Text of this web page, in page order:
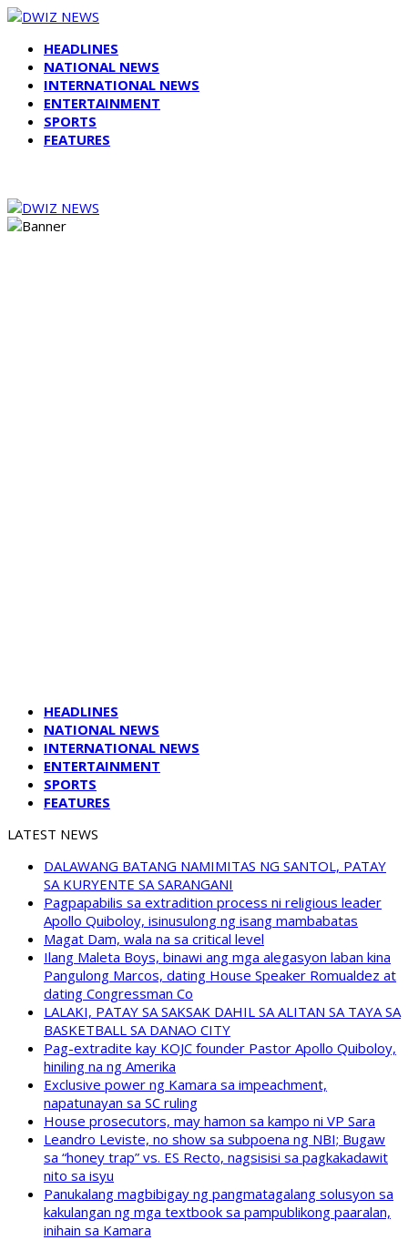
HEADLINES
NATIONAL NEWS
INTERNATIONAL NEWS
ENTERTAINMENT
SPORTS
FEATURES
HEADLINES
NATIONAL NEWS
INTERNATIONAL NEWS
ENTERTAINMENT
SPORTS
FEATURES
LATEST NEWS
DALAWANG BATANG NAMIMITAS NG SANTOL, PATAY
SA KURYENTE SA SARANGANI
Pagpapabilis sa extradition process ni religious leader
Apollo Quiboloy, isinusulong ng isang mambabatas
Magat Dam, wala na sa critical level
Ilang Maleta Boys, binawi ang mga alegasyon laban kina
Pangulong Marcos, dating House Speaker Romualdez at
dating Congressman Co
LALAKI, PATAY SA SAKSAK DAHIL SA ALITAN SA TAYA SA
BASKETBALL SA DANAO CITY
Pag-extradite kay KOJC founder Pastor Apollo Quiboloy,
hiniling na ng Amerika
Exclusive power ng Kamara sa impeachment,
napatunayan sa SC ruling
House prosecutors, may hamon sa kampo ni VP Sara
Leandro Leviste, no show sa subpoena ng NBI; Bugaw
sa “honey trap” vs. ES Recto, nagsisisi sa pagkakadawit
nito sa isyu
Panukalang magbibigay ng pangmatagalang solusyon sa
kakulangan ng mga textbook sa pampublikong paaralan,
inihain sa Kamara